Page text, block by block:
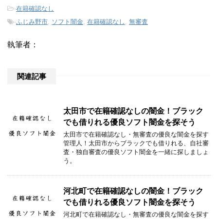
-在籍確認なし
-ふじみ野市, ソフト闇金, 在籍確認なし , 無審査
執筆者：
関連記事
太田市で在籍確認なしの闇金！ブラック
でも借りれる優良ソフト闇金を探そう
太田市で在籍確認なし・無審査の優良な闇金を探す
管理人！太田市からブラックでも借りれる、自社審
査・独自審査の優良ソフト闇金を一緒に探しましょ
う。
河北町で在籍確認なしの闇金！ブラック
でも借りれる優良ソフト闇金を探そう
河北町で在籍確認なし・無審査の優良な闇金を探す